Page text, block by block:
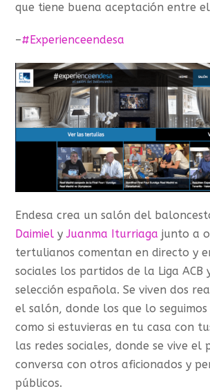
que tiene buena aceptación entre
–#Experienceendesa
Endesa crea un salón del
Daimiel yJuanma Iturriaga junto a
tertulianos comentan en directo y
sociales los partidos de la Liga ACB
selección española. Se viven dos
el salón, donde los que lo
como si estuvieras en tu casa con
las redes sociales, donde se vive el
conversa con otros aficionados y
públicos.